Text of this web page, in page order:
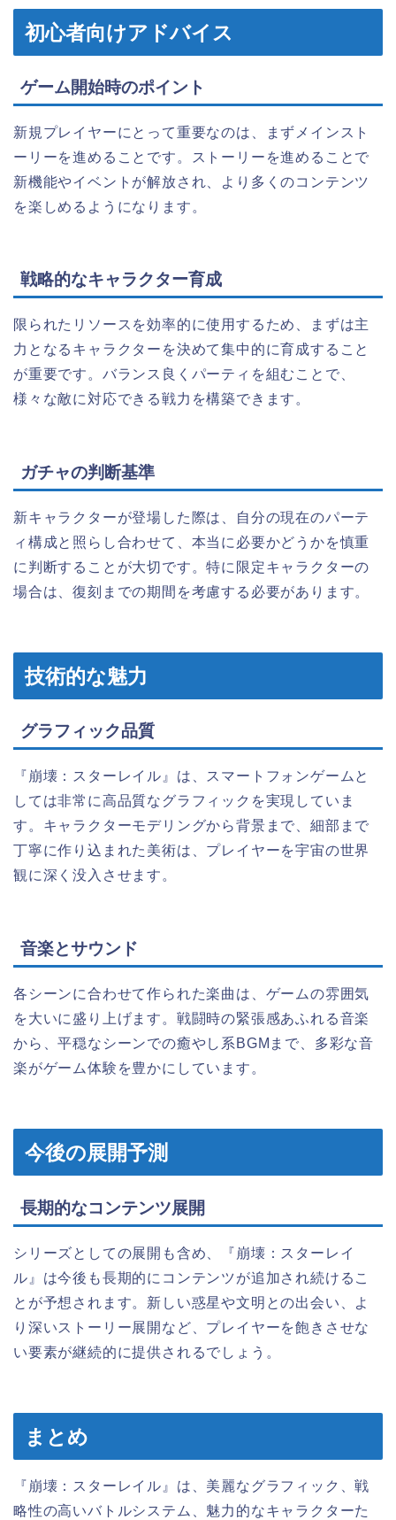
初心者向けアドバイス
ゲーム開始時のポイント
新規プレイヤーにとって重要なのは、まずメインスト
ーリーを進めることです。ストーリーを進めることで
新機能やイベントが解放され、より多くのコンテンツ
を楽しめるようになります。
戦略的なキャラクター育成
限られたリソースを効率的に使用するため、まずは主
力となるキャラクターを決めて集中的に育成すること
が重要です。バランス良くパーティを組むことで、
様々な敵に対応できる戦力を構築できます。
ガチャの判断基準
新キャラクターが登場した際は、自分の現在のパーテ
ィ構成と照らし合わせて、本当に必要かどうかを慎重
に判断することが大切です。特に限定キャラクターの
場合は、復刻までの期間を考慮する必要があります。
技術的な魅力
グラフィック品質
『崩壊：スターレイル』は、スマートフォンゲームと
しては非常に高品質なグラフィックを実現していま
す。キャラクターモデリングから背景まで、細部まで
丁寧に作り込まれた美術は、プレイヤーを宇宙の世界
観に深く没入させます。
音楽とサウンド
各シーンに合わせて作られた楽曲は、ゲームの雰囲気
を大いに盛り上げます。戦闘時の緊張感あふれる音楽
から、平穏なシーンでの癒やし系BGMまで、多彩な音
楽がゲーム体験を豊かにしています。
今後の展開予測
長期的なコンテンツ展開
シリーズとしての展開も含め、『崩壊：スターレイ
ル』は今後も長期的にコンテンツが追加され続けるこ
とが予想されます。新しい惑星や文明との出会い、よ
り深いストーリー展開など、プレイヤーを飽きさせな
い要素が継続的に提供されるでしょう。
まとめ
『崩壊：スターレイル』は、美麗なグラフィック、戦
略性の高いバトルシステム、魅力的なキャラクターた